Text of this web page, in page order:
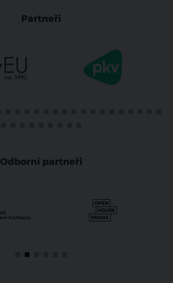
Partneři
Odborní partneři